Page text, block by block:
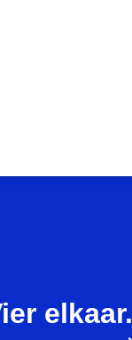
elkaar.